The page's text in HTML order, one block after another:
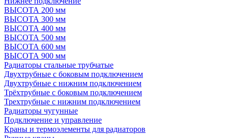
ВЫСОТА 200 мм
ВЫСОТА 300 мм
ВЫСОТА 400 мм
ВЫСОТА 500 мм
ВЫСОТА 600 мм
ВЫСОТА 900 мм
Радиаторы стальные трубчатые
Двухтрубные с боковым подключением
Двухтрубные с нижним подключением
Трёхтрубные с боковым подключением
Трехтрубные с нижним подключением
Радиаторы чугунные
Подключение и управление
Краны и термоэлементы для радиаторов